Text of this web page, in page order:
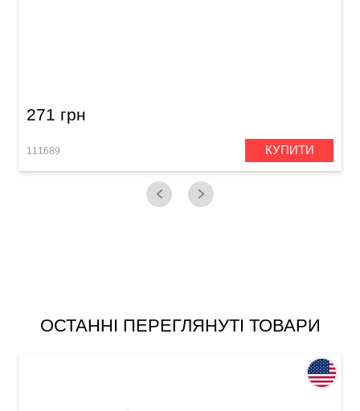
271 грн
111689 КУПИТИ
ОСТАННІ ПЕРЕГЛЯНУТІ ТОВАРИ